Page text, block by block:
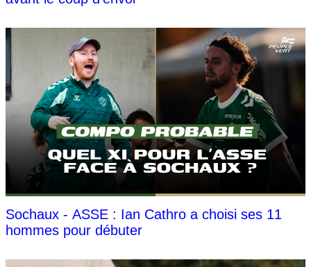
Sochaux - ASSE : Ian Cathro a choisi ses 11
hommes pour débuter